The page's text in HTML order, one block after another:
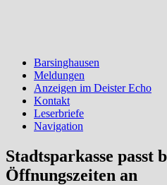
Barsinghausen
Meldungen
Anzeigen im Deister Echo
Kontakt
Leserbriefe
Navigation
Stadtsparkasse passt
Öffnungszeiten an